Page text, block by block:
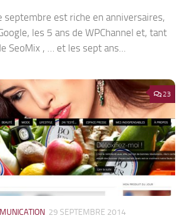
septembre est riche en anniversaires,
les 5 ans de WPChannel et, tant
SeoMix , … et les sept ans...
23
29 SEPTEMBRE 2014